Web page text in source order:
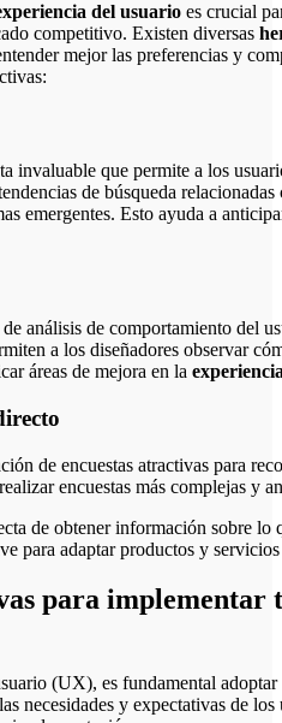
del usuario es crucial
competitivo. Existen diversas
mejor las preferencias y
invaluable que permite a los
de búsqueda
emergentes. Esto ayuda a
análisis de comportamiento del
a los diseñadores observar
áreas de mejora en la
de encuestas atractivas para
encuestas más complejas y
de obtener información sobre lo
para adaptar productos y servicios
para implementar
(UX), es fundamental
necesidades y expectativas de